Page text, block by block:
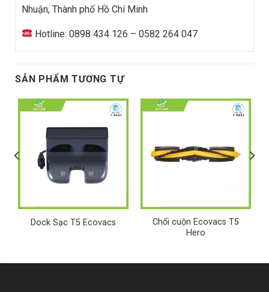
Nhuận, Thành phố Hồ Chí Minh
Hotline: 0898 434 126 – 0582 264 047
SẢN PHẨM TƯƠNG TỰ
Dock Sạc T5 Ecovacs
Chổi cuộn Ecovacs T5
Hero